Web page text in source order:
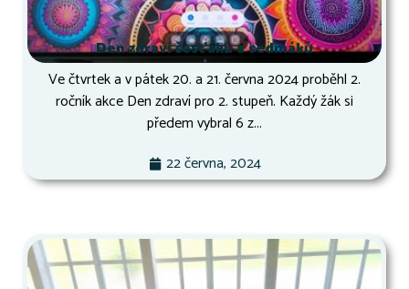
Den zdraví šesťáků a sedmáků
Ve čtvrtek a v pátek 20. a 21. června 2024 proběhl 2.
ročník akce Den zdraví pro 2. stupeň. Každý žák si
předem vybral 6 z...
22 června, 2024